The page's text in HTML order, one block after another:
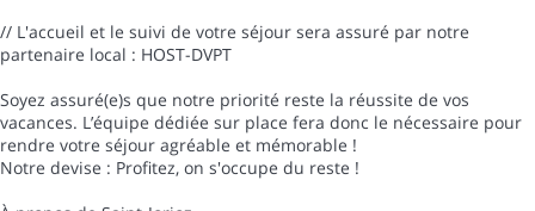
// L'accueil et le suivi de votre séjour sera assuré par notre
partenaire local : HOST-DVPT
Soyez assuré(e)s que notre priorité reste la réussite de vos
vacances. L’équipe dédiée sur place fera donc le nécessaire pour
rendre votre séjour agréable et mémorable !
Notre devise : Profitez, on s'occupe du reste !